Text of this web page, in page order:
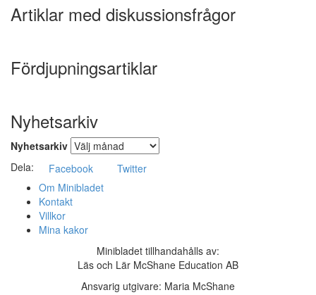
Artiklar med diskussionsfrågor
Fördjupningsartiklar
Nyhetsarkiv
Nyhetsarkiv
Dela:
Facebook
Twitter
Om Minibladet
Kontakt
Villkor
Mina kakor
Minibladet tillhandahålls av:
Läs och Lär McShane Education AB
Ansvarig utgivare: Maria McShane
Marknadsföring
intressen och ditt
beteende när du
personligt
anpassat innehåll
och erbjudanden.